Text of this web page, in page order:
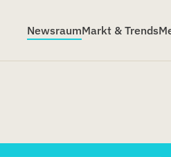
NewsraumMarkt & Trends